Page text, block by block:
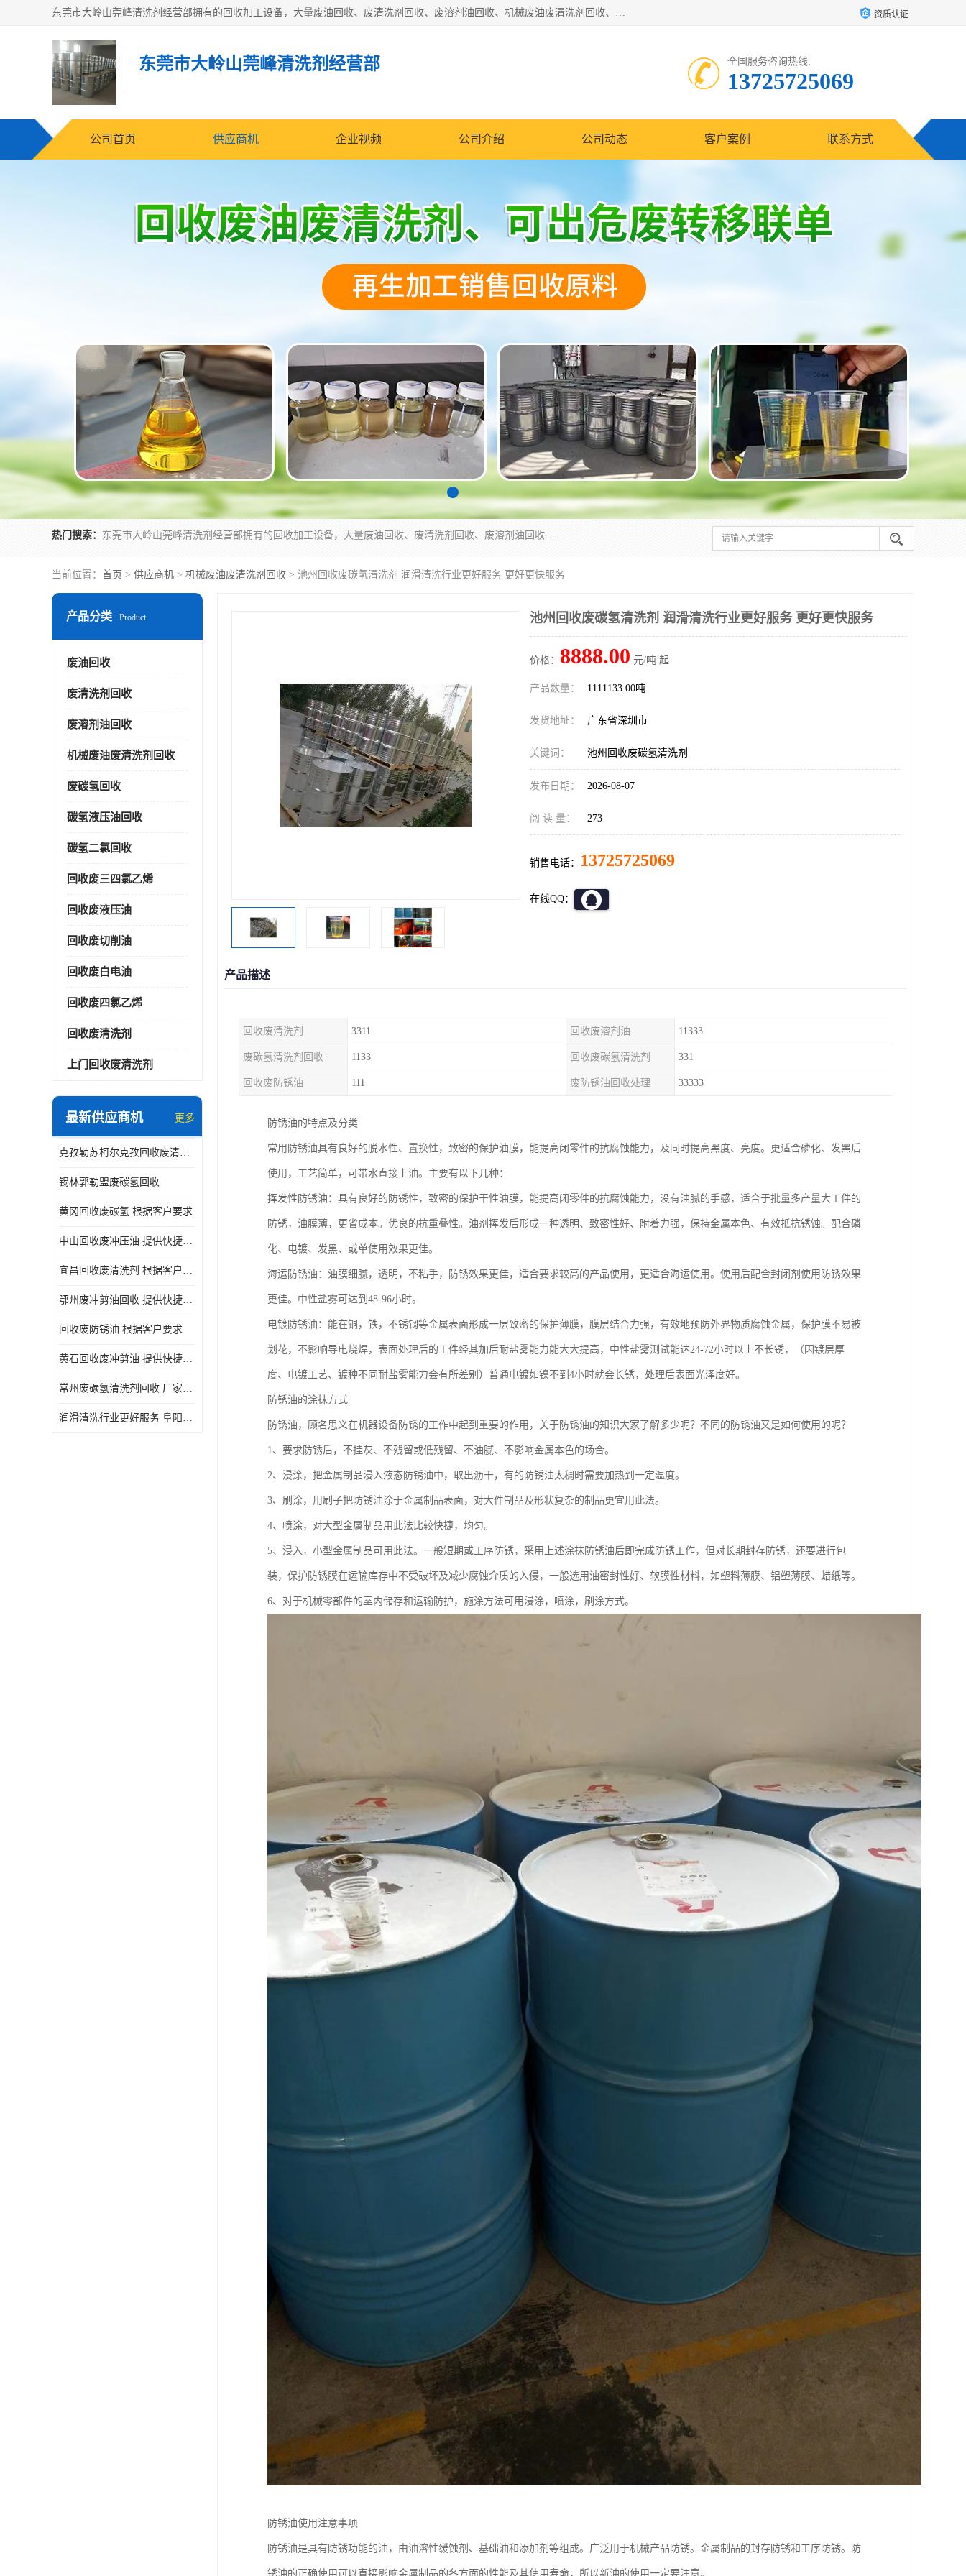
东莞市大岭山莞峰清洗剂经营部拥有的回收加工设备，大量废油回收、废清洗剂回收、废溶剂油回收、机械废油废清洗剂回收、废碳氢回收、碳氢液压油回收、碳氢二氯回收等废清洗剂处理；我们只是提供废旧化工原料的循环使用存放点，执行正规的存放，有正规的回收资质处理。同时我们公司批发零售回收级清洗剂，脱模油再生基础油，质量保证。 资质认证
东莞市大岭山莞峰清洗剂经营部 全国服务咨询热线:
13725725069
公司首页 供应商机 企业视频 公司介绍 公司动态 客户案例 联系方式
热门搜索： 东莞市大岭山莞峰清洗剂经营部拥有的回收加工设备，大量废油回收、废清洗剂回收、废溶剂油回收、机械废油废清洗剂回收、废碳氢回收、碳氢液压油回收、碳氢二氯回收等废清洗剂处理；我们只是提供废旧化工原料的循环使用存放点，执行正规的存放，有正规的回收资质处理。同时我们公司批发零售回收级清洗剂，脱模油再生基础油，质量保证。
当前位置： 首页 > 供应商机 > 机械废油废清洗剂回收 > 池州回收废碳氢清洗剂 润滑清洗行业更好服务 更好更快服务
产品分类 Product
废油回收
废清洗剂回收
废溶剂油回收
机械废油废清洗剂回收
废碳氢回收
碳氢液压油回收
碳氢二氯回收
回收废三四氯乙烯
回收废液压油
回收废切削油
回收废白电油
回收废四氯乙烯
回收废清洗剂
上门回收废清洗剂
最新供应商机 更多
克孜勒苏柯尔克孜回收废清洗剂
锡林郭勒盟废碳氢回收
黄冈回收废碳氢 根据客户要求
中山回收废冲压油 提供快捷上门处理
宜昌回收废清洗剂 根据客户要求
鄂州废冲剪油回收 提供快捷上门处理
回收废防锈油 根据客户要求
黄石回收废冲剪油 提供快捷上门处理
常州废碳氢清洗剂回收 厂家价格
润滑清洗行业更好服务 阜阳回收废防锈油
池州回收废碳氢清洗剂 润滑清洗行业更好服务 更好更快服务
价格： 8888.00 元/吨 起
产品数量： 1111133.00吨
发货地址： 广东省深圳市
关键词： 池州回收废碳氢清洗剂
发布日期： 2026-08-07
阅 读 量： 273
销售电话： 13725725069
在线QQ：
产品描述
回收废清洗剂 3311 回收废溶剂油 11333
废碳氢清洗剂回收 1133 回收废碳氢清洗剂 331
回收废防锈油 111 废防锈油回收处理 33333
防锈油的特点及分类
常用防锈油具有良好的脱水性、置换性，致密的保护油膜，能提高闭零件的抗腐蚀能力，及同时提高黑度、亮度。更适合磷化、发黑后
使用，工艺简单，可带水直接上油。主要有以下几种：
挥发性防锈油：具有良好的防锈性，致密的保护干性油膜，能提高闭零件的抗腐蚀能力，没有油腻的手感，适合于批量多产量大工件的
防锈，油膜薄，更省成本。优良的抗重叠性。油剂挥发后形成一种透明、致密性好、附着力强，保持金属本色、有效抵抗锈蚀。配合磷
化、电镀、发黑、或单使用效果更佳。
海运防锈油：油膜细腻，透明，不粘手，防锈效果更佳，适合要求较高的产品使用，更适合海运使用。使用后配合封闭剂使用防锈效果
更佳。中性盐雾可达到48-96小时。
电镀防锈油：能在铜，铁，不锈钢等金属表面形成一层致密的保护薄膜，膜层结合力强，有效地预防外界物质腐蚀金属，保护膜不易被
划花，不影响导电烧焊，表面处理后的工件经其加后耐盐雾能力能大大提高，中性盐雾测试能达24-72小时以上不长锈，（因镀层厚
度、电镀工艺、镀种不同耐盐雾能力会有所差别）普通电镀如镍不到4小时就会长锈，处理后表面光泽度好。
防锈油的涂抹方式
防锈油，顾名思义在机器设备防锈的工作中起到重要的作用，关于防锈油的知识大家了解多少呢？不同的防锈油又是如何使用的呢？
1、要求防锈后，不挂灰、不残留或低残留、不油腻、不影响金属本色的场合。
2、浸涂，把金属制品浸入液态防锈油中，取出沥干，有的防锈油太稠时需要加热到一定温度。
3、刷涂，用刷子把防锈油涂于金属制品表面，对大件制品及形状复杂的制品更宜用此法。
4、喷涂，对大型金属制品用此法比较快捷，均匀。
5、浸入，小型金属制品可用此法。一般短期或工序防锈，采用上述涂抹防锈油后即完成防锈工作，但对长期封存防锈，还要进行包
装，保护防锈膜在运输库存中不受破坏及减少腐蚀介质的入侵，一般选用油密封性好、软膜性材料，如塑料薄膜、铝塑薄膜、蜡纸等。
6、对于机械零部件的室内储存和运输防护，施涂方法可用浸涂，喷涂，刷涂方式。
防锈油使用注意事项
防锈油是具有防锈功能的油，由油溶性缓蚀剂、基础油和添加剂等组成。广泛用于机械产品防锈。金属制品的封存防锈和工序防锈。防
锈油的正确使用可以直接影响金属制品的各方面的性能及其使用寿命，所以新油的使用一定要注意。